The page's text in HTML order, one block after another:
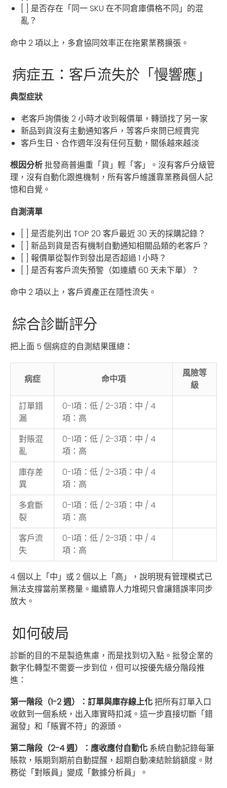
[ ] 是否存在「同一 SKU 在不同倉庫價格不同」的混
亂？
命中 2 項以上，多倉協同效率正在拖累業務擴張。
病症五：客戶流失於「慢響應」
典型症狀
老客戶詢價後 2 小時才收到報價單，轉頭找了另一家
新品到貨沒有主動通知客戶，等客戶來問已經賣完
客戶生日、合作週年沒有任何互動，關係越來越淡
根因分析批發商普遍重「貨」輕「客」。沒有客戶分級管
理，沒有自動化跟進機制，所有客戶維護靠業務員個人記
憶和自覺。
自測清單
[ ] 是否能列出 TOP 20 客戶最近 30 天的採購記錄？
[ ] 新品到貨是否有機制自動通知相關品類的老客戶？
[ ] 報價單從製作到發出是否超過 1 小時？
[ ] 是否有客戶流失預警（如連續 60 天未下單）？
命中 2 項以上，客戶資產正在隱性流失。
綜合診斷評分
把上面 5 個病症的自測結果匯總：
病症 命中項
風險等
級
訂單錯
漏
0-1項：低 / 2-3項：中 / 4
項：高
對賬混
亂
0-1項：低 / 2-3項：中 / 4
項：高
庫存差
異
0-1項：低 / 2-3項：中 / 4
項：高
多倉斷
裂
0-1項：低 / 2-3項：中 / 4
項：高
客戶流
失
0-1項：低 / 2-3項：中 / 4
項：高
4 個以上「中」或 2 個以上「高」，說明現有管理模式已
無法支撐當前業務量。繼續靠人力堆砌只會讓錯誤率同步
放大。
如何破局
診斷的目的不是製造焦慮，而是找到切入點。批發企業的
數字化轉型不需要一步到位，但可以按優先級分階段推
進：
第一階段（1-2 週）：訂單與庫存線上化把所有訂單入口
收斂到一個系統，出入庫實時扣減。這一步直接切斷「錯
漏發」和「賬實不符」的源頭。
第二階段（2-4 週）：應收應付自動化 系統自動記錄每筆
賬款，賬期到期前自動提醒，超期自動凍結賒銷額度。財
務從「對賬員」變成「數據分析員」。